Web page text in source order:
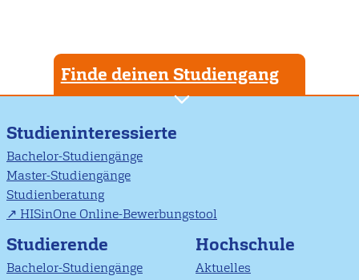
Finde deinen Studiengang
Studieninteressierte
Bachelor-Studiengänge
Master-Studiengänge
Studienberatung
HISinOne Online-Bewerbungstool
Studierende
Bachelor-Studiengänge
Hochschule
Aktuelles